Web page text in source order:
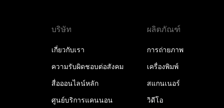
บริษัท
เกี่ยวกับเรา
ความรับผิดชอบต่อสังคม
สื่อออนไลน์หลัก
ศูนย์บริการแคนนอน
ผลิตภัณฑ์
การถ่ายภาพ
เครื่องพิมพ์
สแกนเนอร์
วิดีโอ